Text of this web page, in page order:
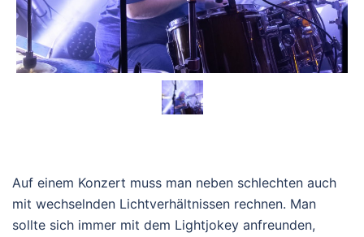
Auf einem Konzert muss man neben schlechten auch
mit wechselnden Lichtverhältnissen rechnen. Man
sollte sich immer mit dem Lightjokey anfreunden,